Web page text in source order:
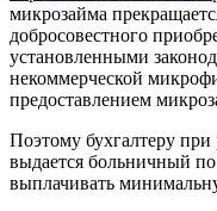
микрозайма
добросовестного
установленными
некоммерческой
предоставлением
Поэтому бухгалтеру
выдается больничный
выплачивать